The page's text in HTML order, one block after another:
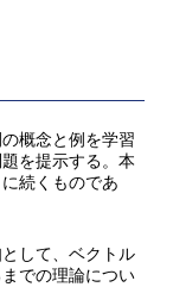
概念と例を学習
を提示する。本
続くものであ
して、ベクトル
での理論につい